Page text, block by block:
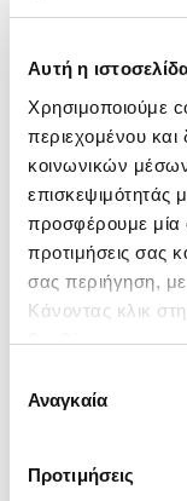
Αυτή η
Χρησιμοποιούμε
περιεχομένου
κοινωνικών
επισκεψιμότητάς
προσφέρουμε μία
προτιμήσεις σας
σας περιήγηση, με
Κάνοντας κλικ
βοηθήσετε να
ενδιαφέρουν και
συγκατάθεσης
Αναγκαία
Προτιμήσεις
(0)
ΤΟ ΑΛΗΘΙΝΟ
Κωδ. Πολιτείας